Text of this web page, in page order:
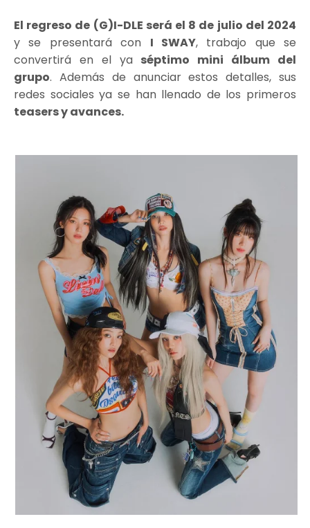
El regreso de (G)I-DLE será el 8 de julio del 2024
y se presentará con I SWAY, trabajo que se
convertirá en el ya séptimo mini álbum del
grupo. Además de anunciar estos detalles, sus
redes sociales ya se han llenado de los primeros
teasers y avances.